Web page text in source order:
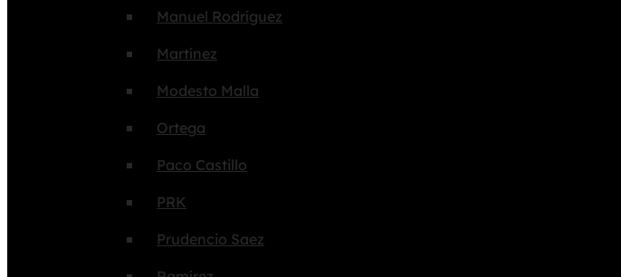
Manuel Rodríguez
Martínez
Modesto Malla
Ortega
Paco Castillo
PRK
Prudencio Saez